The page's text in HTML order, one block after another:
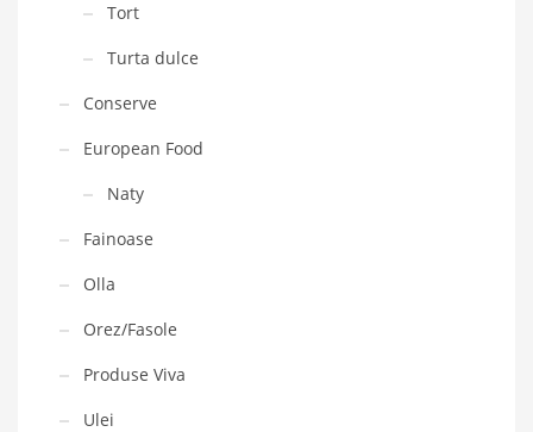
Tort
Turta dulce
Conserve
European Food
Naty
Fainoase
Olla
Orez/Fasole
Produse Viva
Ulei